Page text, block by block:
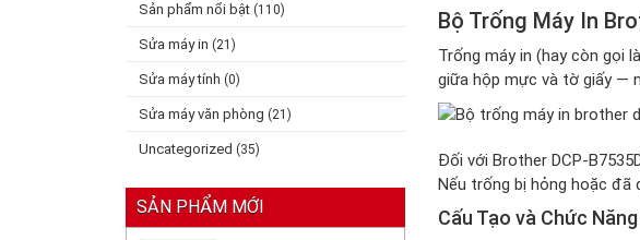
Sản phẩm nổi bật (110)
Sửa máy in (21)
Sửa máy tính (0)
Sửa máy văn phòng (21)
Uncategorized (35)
SẢN PHẨM MỚI
Bộ Trống Máy In
Trống máy in (hay còn gọi
giữa hộp mực và tờ giấy —
Đối với Brother DCP-
Nếu trống bị hỏng hoặc đã
Cấu Tạo và Chức